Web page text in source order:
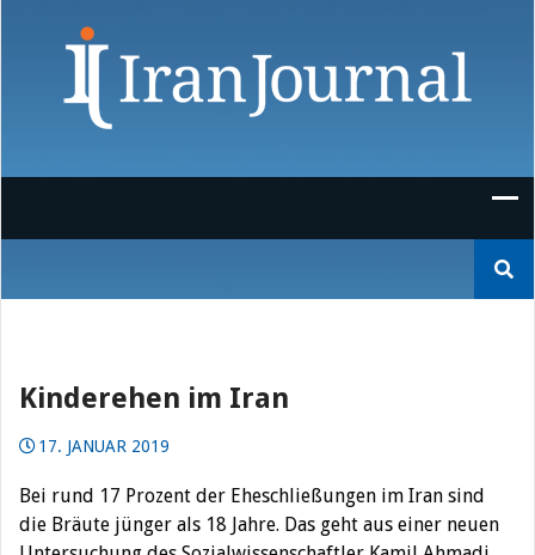
nach:
Kinderehen im Iran
17. JANUAR 2019
Bei rund 17 Prozent der Eheschließungen im Iran sind
die Bräute jünger als 18 Jahre. Das geht aus einer neuen